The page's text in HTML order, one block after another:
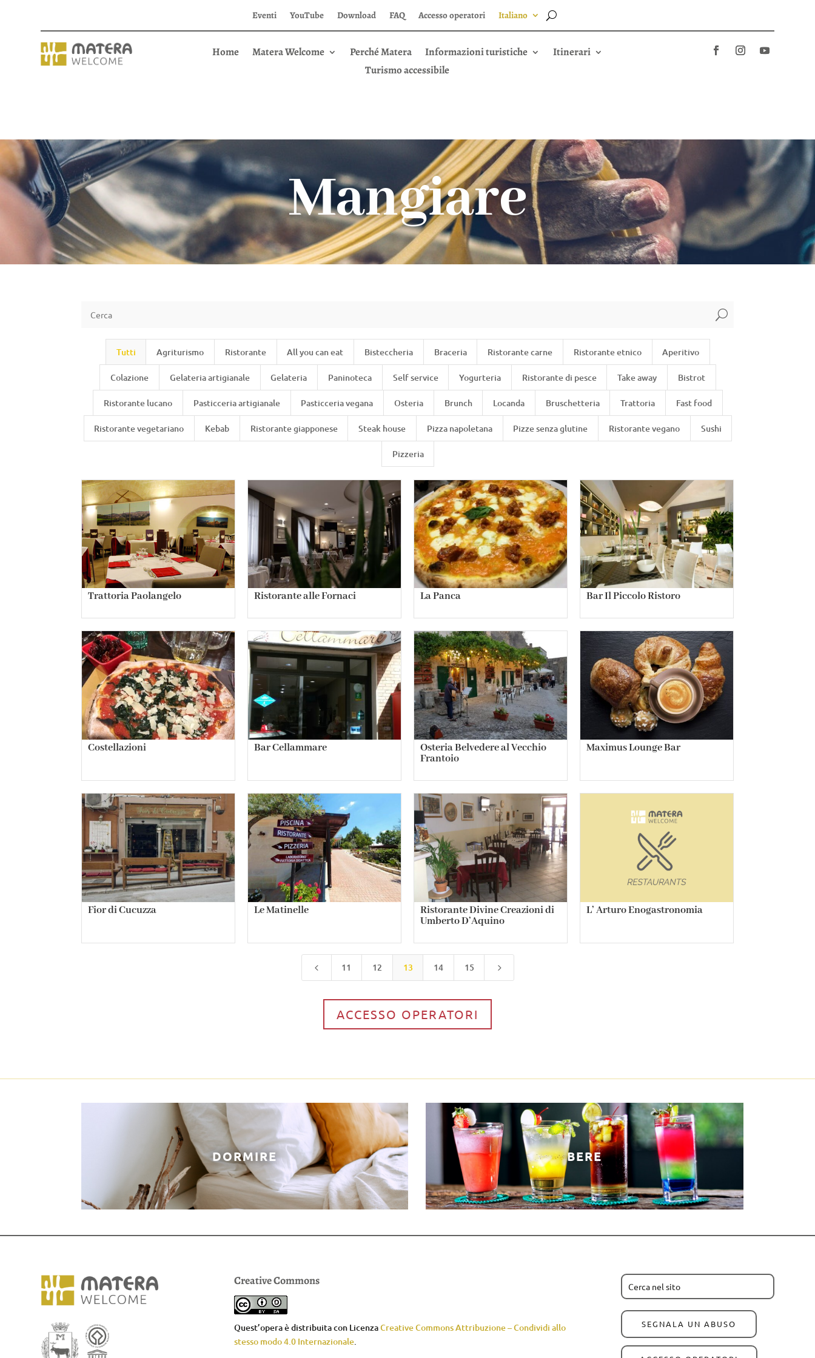
Eventi YouTube Download FAQ Accesso operatori Italiano
Home Matera Welcome Perché Matera Informazioni turistiche
Itinerari
Turismo accessibile
Mangiare
U
Tutti Agriturismo Ristorante All you can eat Bisteccheria Braceria Ristorante carne Ristorante etnico Aperitivo
Colazione Gelateria artigianale Gelateria Paninoteca Self service Yogurteria Ristorante di pesce Take away Bistrot
Ristorante lucano Pasticceria artigianale Pasticceria vegana Osteria Brunch Locanda Bruschetteria Trattoria Fast food
Ristorante vegetariano Kebab Ristorante giapponese Steak house Pizza napoletana Pizze senza glutine Ristorante vegano Sushi
Pizzeria
Trattoria Paolangelo Ristorante alle Fornaci La Panca Bar Il Piccolo Ristoro
Costellazioni Bar Cellammare
Osteria Belvedere al Vecchio
Frantoio
Maximus Lounge Bar
Fior di Cucuzza Le Matinelle
Ristorante Divine Creazioni di
Umberto D’Aquino
L’ Arturo Enogastronomia
4 11 12 13 14 15 5
ACCESSO OPERATORI
DORMIRE BERE
Creative Commons
Quest’opera è distribuita con LicenzaCreative Commons Attribuzione – Condividi allo
stesso modo 4.0 Internazionale
SEGNALA UN ABUSO